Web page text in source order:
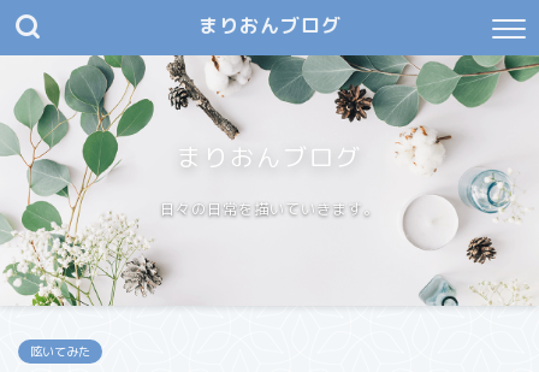
まりおんブログ
まりおんブログ
日々の日常を描いていきます。
呟いてみた